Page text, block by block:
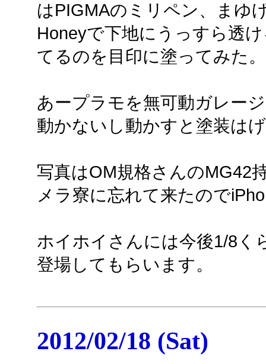
はPIGMAのミリペン、まゆ
Honeyで下地にうっすら透
てるのを目印に塗ってみた
あープラモを無可動ガレー
動かないし動かすと塗装は
写真はOM規格さんのMG42
メラ寮に忘れて来たので
ホイホイさんには今後1/8く
登場してもらいます。
2012/02/18 (Sat)